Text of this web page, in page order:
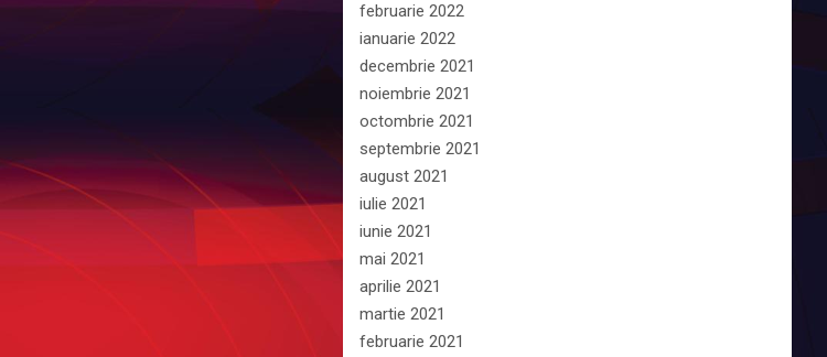
februarie 2022
ianuarie 2022
decembrie 2021
noiembrie 2021
octombrie 2021
septembrie 2021
august 2021
iulie 2021
iunie 2021
mai 2021
aprilie 2021
martie 2021
februarie 2021